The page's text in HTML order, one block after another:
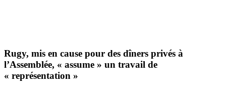
Rugy, mis en cause pour des dîners privés à
l’Assemblée, « assume » un travail de
« représentation »